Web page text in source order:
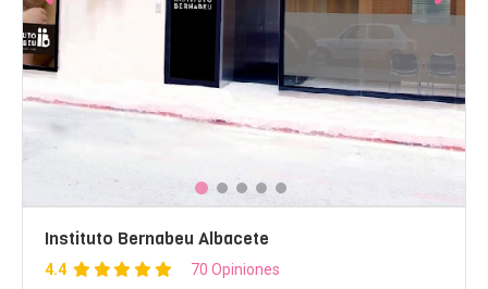
Instituto Bernabeu Albacete
4.4 70 Opiniones